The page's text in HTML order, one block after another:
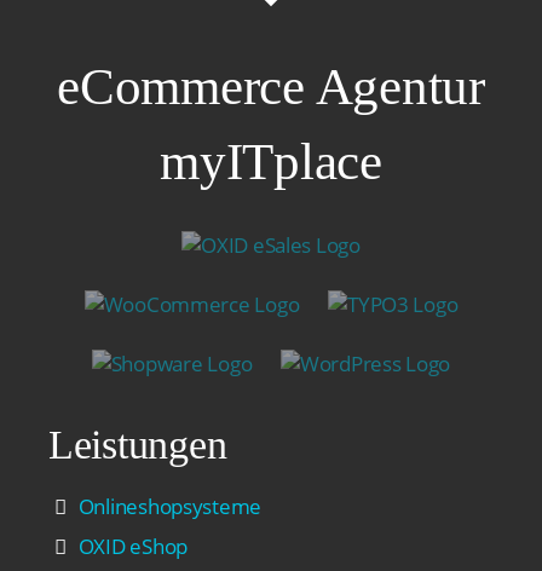
eCommerce Agentur
myITplace
Leistungen
Onlineshopsysteme
OXID eShop